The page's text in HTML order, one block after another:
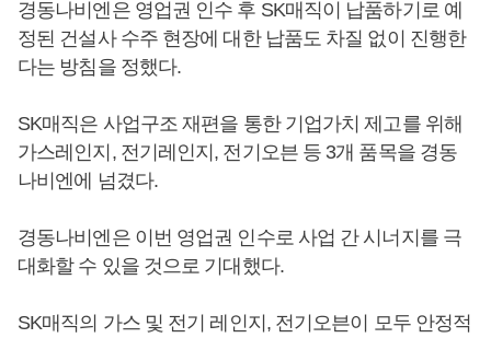
경동나비엔은 영업권 인수 후 SK매직이 납품하기로 예
정된 건설사 수주 현장에 대한 납품도 차질 없이 진행한
다는 방침을 정했다.
SK매직은 사업구조 재편을 통한 기업가치 제고를 위해
가스레인지, 전기레인지, 전기오븐 등 3개 품목을 경동
나비엔에 넘겼다.
경동나비엔은 이번 영업권 인수로 사업 간 시너지를 극
대화할 수 있을 것으로 기대했다.
SK매직의 가스 및 전기 레인지, 전기오븐이 모두 안정적